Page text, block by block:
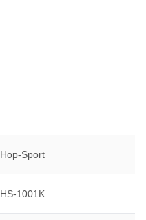
Hop-Sport
HS-1001K